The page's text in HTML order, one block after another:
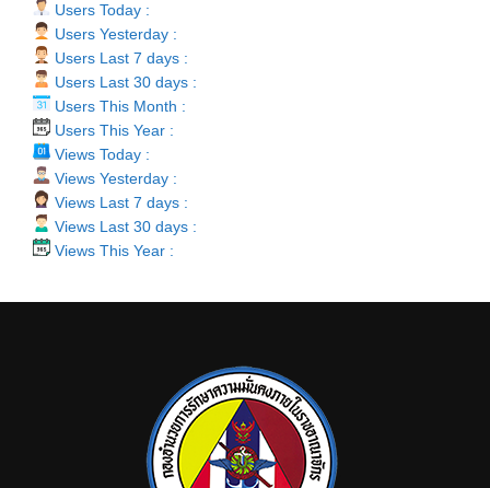
Users Today :
Users Yesterday :
Users Last 7 days :
Users Last 30 days :
Users This Month :
Users This Year :
Views Today :
Views Yesterday :
Views Last 7 days :
Views Last 30 days :
Views This Year :